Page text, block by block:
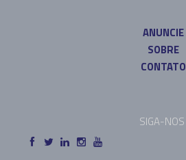
ANUNCIE
SOBRE
CONTATO
SIGA-NOS